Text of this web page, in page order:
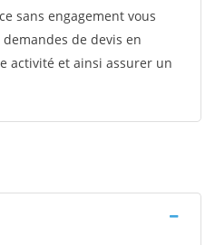
sans engagement vous
de devis en
activité et ainsi assurer un